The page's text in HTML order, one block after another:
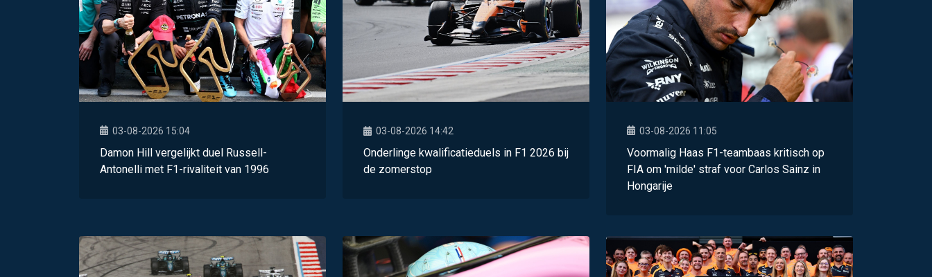
03-08-2026 15:04
Damon Hill vergelijkt duel Russell-
Antonelli met F1-rivaliteit van 1996
03-08-2026 14:42
Onderlinge kwalificatieduels in F1 2026 bij
de zomerstop
03-08-2026 11:05
Voormalig Haas F1-teambaas kritisch op
FIA om 'milde' straf voor Carlos Sainz in
Hongarije